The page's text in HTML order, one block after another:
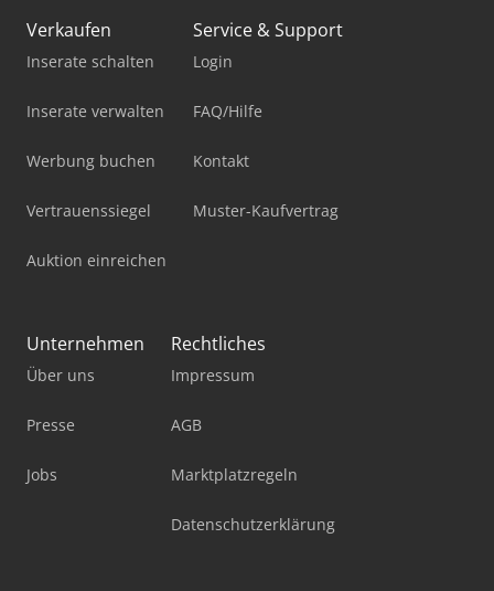
Verkaufen
Inserate schalten
Inserate verwalten
Werbung buchen
Vertrauenssiegel
Auktion einreichen
Service & Support
Login
FAQ/Hilfe
Kontakt
Muster-Kaufvertrag
Unternehmen
Über uns
Presse
Jobs
Rechtliches
Impressum
AGB
Marktplatzregeln
Datenschutzerklärung